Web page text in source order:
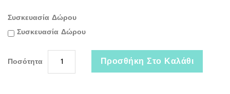
Συσκευασία Δώρου
Συσκευασία Δώρου
Ποσότητα Προσθήκη Στο Καλάθι